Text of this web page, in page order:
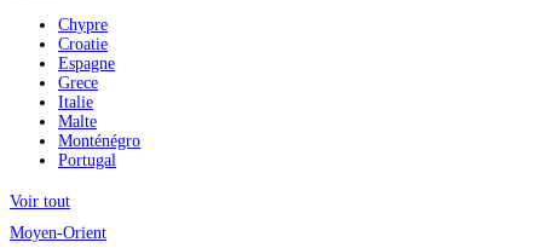
Chypre
Croatie
Espagne
Grece
Italie
Malte
Monténégro
Portugal
Voir tout
Moyen-Orient